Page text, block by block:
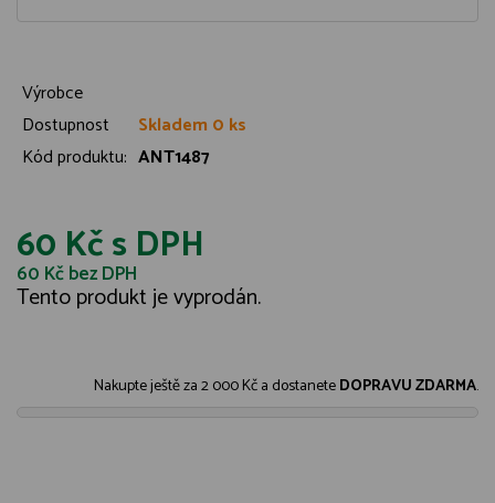
Výrobce
Dostupnost
Skladem 0 ks
Kód produktu: ANT1487
60 Kčs DPH
60 Kčbez DPH
Tento produkt je vyprodán.
Nakupte ještě za2 000 Kča dostaneteDOPRAVU ZDARMA.